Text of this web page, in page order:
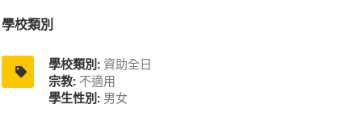
學校類別
學校類別: 資助全日
宗教: 不適用
學生性別: 男女